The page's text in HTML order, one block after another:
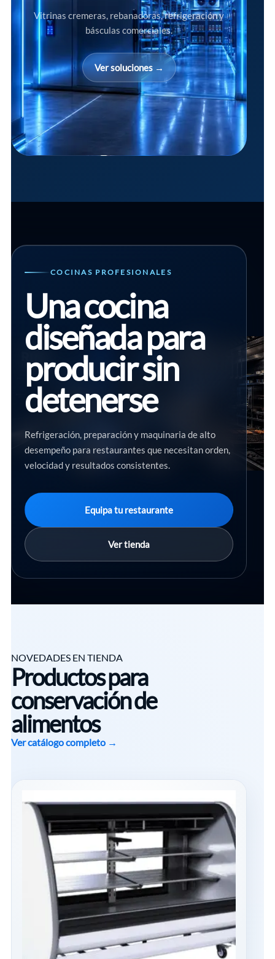
Vitrinas cremeras, rebanadoras, refrigeración y
básculas comerciales.
Ver soluciones →
COCINAS PROFESIONALES
Una cocina
diseñada para
producir sin
detenerse
Refrigeración, preparación y maquinaria de alto
desempeño para restaurantes que necesitan orden,
velocidad y resultados consistentes.
Equipa tu restaurante
Ver tienda
NOVEDADES EN TIENDA
Productos para
conservación de
alimentos
Ver catálogo completo →